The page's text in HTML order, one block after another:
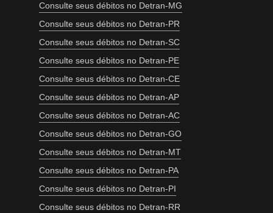
Consulte seus débitos no Detran-MG
Consulte seus débitos no Detran-PR
Consulte seus débitos no Detran-SC
Consulte seus débitos no Detran-PE
Consulte seus débitos no Detran-CE
Consulte seus débitos no Detran-AP
Consulte seus débitos no Detran-AC
Consulte seus débitos no Detran-GO
Consulte seus débitos no Detran-MT
Consulte seus débitos no Detran-PA
Consulte seus débitos no Detran-PI
Consulte seus débitos no Detran-RR